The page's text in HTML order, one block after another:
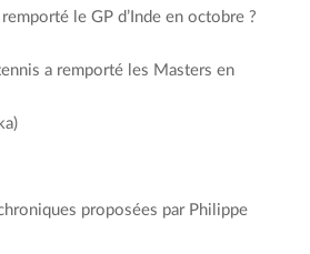
le GP d’Inde en octobre ?
a remporté les Masters en
proposées par Philippe